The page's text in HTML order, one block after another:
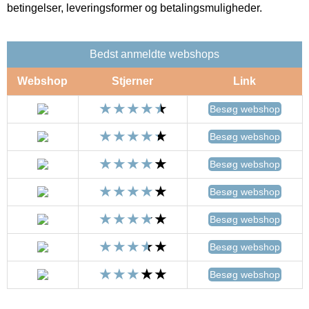
betingelser, leveringsformer og betalingsmuligheder.
Bedst anmeldte webshops
Webshop Stjerner Link
Besøg webshop
Besøg webshop
Besøg webshop
Besøg webshop
Besøg webshop
Besøg webshop
Besøg webshop